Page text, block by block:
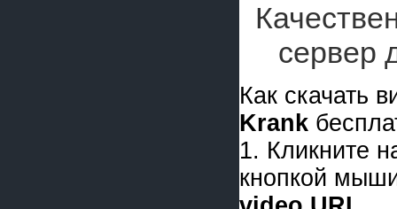
сервер
Как скачать
Krank
1. Кликните
кнопкой